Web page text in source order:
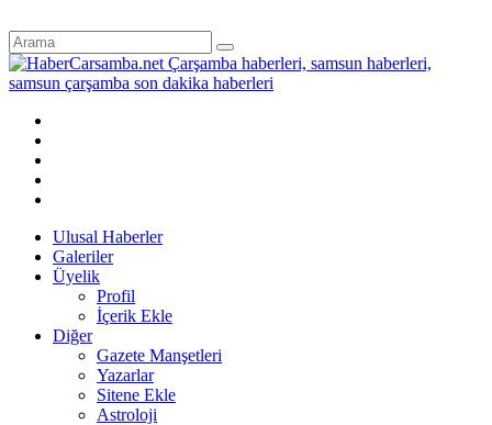
Ulusal Haberler
Galeriler
Üyelik
Profil
İçerik Ekle
Diğer
Gazete Manşetleri
Yazarlar
Sitene Ekle
Astroloji